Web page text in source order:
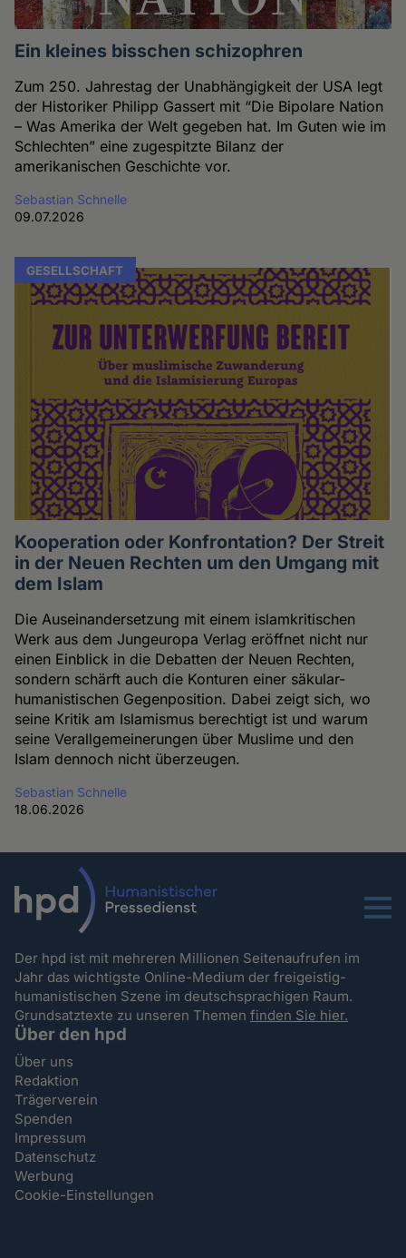
Ein kleines bisschen schizophren
Zum 250. Jahrestag der Unabhängigkeit der USA legt
der Historiker Philipp Gassert mit “Die Bipolare Nation
– Was Amerika der Welt gegeben hat. Im Guten wie im
Schlechten” eine zugespitzte Bilanz der
amerikanischen Geschichte vor.
Sebastian Schnelle
09.07.2026
GESELLSCHAFT
Kooperation oder Konfrontation? Der Streit
in der Neuen Rechten um den Umgang mit
dem Islam
Die Auseinandersetzung mit einem islamkritischen
Werk aus dem Jungeuropa Verlag eröffnet nicht nur
einen Einblick in die Debatten der Neuen Rechten,
sondern schärft auch die Konturen einer säkular-
humanistischen Gegenposition. Dabei zeigt sich, wo
seine Kritik am Islamismus berechtigt ist und warum
seine Verallgemeinerungen über Muslime und den
Islam dennoch nicht überzeugen.
Sebastian Schnelle
18.06.2026
Menu
Der hpd ist mit mehreren Millionen Seitenaufrufen im
Jahr das wichtigste Online-Medium der freigeistig-
humanistischen Szene im deutschsprachigen Raum.
Grundsatztexte zu unseren Themenfinden Sie hier.
Über den hpd
Über uns
Redaktion
Trägerverein
Spenden
Impressum
Datenschutz
Werbung
Cookie-Einstellungen